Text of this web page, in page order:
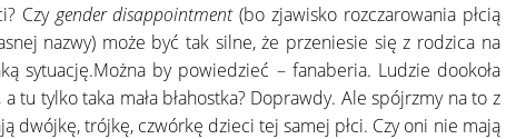
Czy gender disappointment(bo zjawisko rozczarowania płcią
nazwy) może być tak silne, że przeniesie się z rodzica na
sytuację.Można by powiedzieć – fanaberia. Ludzie dookoła
tu tylko taka mała błahostka? Doprawdy. Ale spójrzmy na to z
dwójkę, trójkę, czwórkę dzieci tej samej płci. Czy oni nie mają